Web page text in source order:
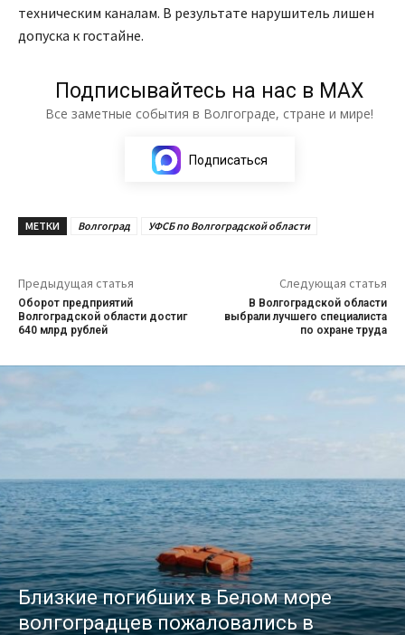
техническим каналам. В результате нарушитель лишен
допуска к гостайне.
Подписывайтесь на нас в МАХ
Все заметные события в Волгограде, стране и мире!
Подписаться
МЕТКИ Волгоград УФСБ по Волгоградской области
Предыдущая статья
Оборот предприятий
Волгоградской области достиг
640 млрд рублей
Следующая статья
В Волгоградской области
выбрали лучшего специалиста
по охране труда
Близкие погибших в Белом море
волгоградцев пожаловались в